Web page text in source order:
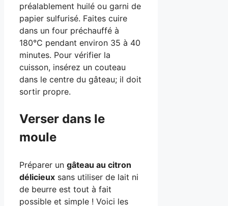
préalablement huilé ou garni de
papier sulfurisé. Faites cuire
dans un four préchauffé à
180°C pendant environ 35 à 40
minutes. Pour vérifier la
cuisson, insérez un couteau
dans le centre du gâteau; il doit
sortir propre.
Verser dans le
moule
Préparer un gâteau au citron
délicieux sans utiliser de lait ni
de beurre est tout à fait
possible et simple ! Voici les